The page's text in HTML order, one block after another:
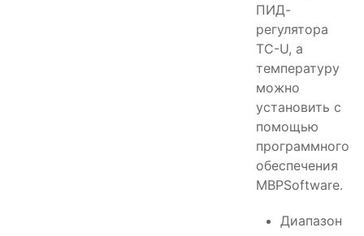
ПИД-
регулятора
TC-U, а
температуру
можно
установить с
помощью
программного
обеспечения
MBPSoftware.
Диапазон